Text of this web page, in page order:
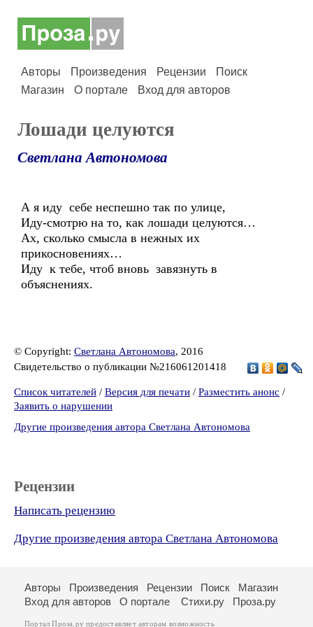
Авторы Произведения Рецензии
Поиск
Магазин
О портале Вход для авторов
Лошади целуются
Светлана Автономова
А я иду себе неспешно так по улице,
Иду-смотрю на то, как лошади целуются…
Ах, сколько смысла в нежных их
прикосновениях…
Иду к тебе, чтоб вновь завязнуть в
объяснениях.
© Copyright: Светлана Автономова, 2016
Свидетельство о публикации №216061201418
Список читателей / Версия для печати / Разместить анонс /
Заявить о нарушении
Другие произведения автора Светлана Автономова
Рецензии
Написать рецензию
Другие произведения автора Светлана Автономова
Авторы Произведения Рецензии Поиск
Магазин
Вход для авторов
О портале Стихи.ру Проза.ру
Портал Проза.ру предоставляет авторам возможность